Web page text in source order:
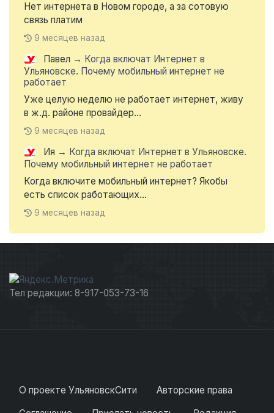
Нет интернета в Новом городе, а за сотовую
связь платим
9 месяцев назад
Павел → Когда включат Интернет в
Ульяновске. Почему мобильный интернет не
работает
Уже целую неделю не работает интернет, живу
в ж.д. районе провайдер...
9 месяцев назад
Ия → Когда включат Интернет в Ульяновске.
Почему мобильный интернет не работает
Когда включите мобильный интернет? Якобы
есть список работающих...
9 месяцев назад
Тел редакции: 8-917-053-73-16
О проекте УльяновскСити
Авторские права